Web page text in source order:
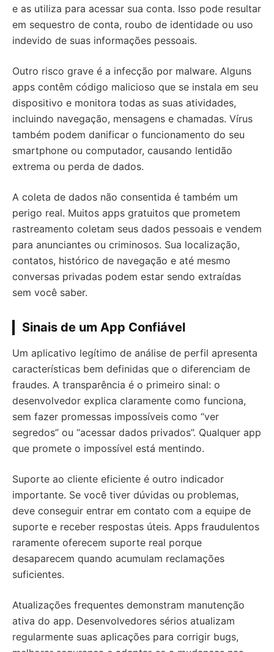
e as utiliza para acessar sua conta. Isso pode resultar
em sequestro de conta, roubo de identidade ou uso
indevido de suas informações pessoais.
Outro risco grave é a infecção por malware. Alguns
apps contêm código malicioso que se instala em seu
dispositivo e monitora todas as suas atividades,
incluindo navegação, mensagens e chamadas. Vírus
também podem danificar o funcionamento do seu
smartphone ou computador, causando lentidão
extrema ou perda de dados.
A coleta de dados não consentida é também um
perigo real. Muitos apps gratuitos que prometem
rastreamento coletam seus dados pessoais e vendem
para anunciantes ou criminosos. Sua localização,
contatos, histórico de navegação e até mesmo
conversas privadas podem estar sendo extraídas
sem você saber.
Sinais de um App Confiável
Um aplicativo legítimo de análise de perfil apresenta
características bem definidas que o diferenciam de
fraudes. A transparência é o primeiro sinal: o
desenvolvedor explica claramente como funciona,
sem fazer promessas impossíveis como “ver
segredos” ou “acessar dados privados”. Qualquer app
que promete o impossível está mentindo.
Suporte ao cliente eficiente é outro indicador
importante. Se você tiver dúvidas ou problemas,
deve conseguir entrar em contato com a equipe de
suporte e receber respostas úteis. Apps fraudulentos
raramente oferecem suporte real porque
desaparecem quando acumulam reclamações
suficientes.
Atualizações frequentes demonstram manutenção
ativa do app. Desenvolvedores sérios atualizam
regularmente suas aplicações para corrigir bugs,